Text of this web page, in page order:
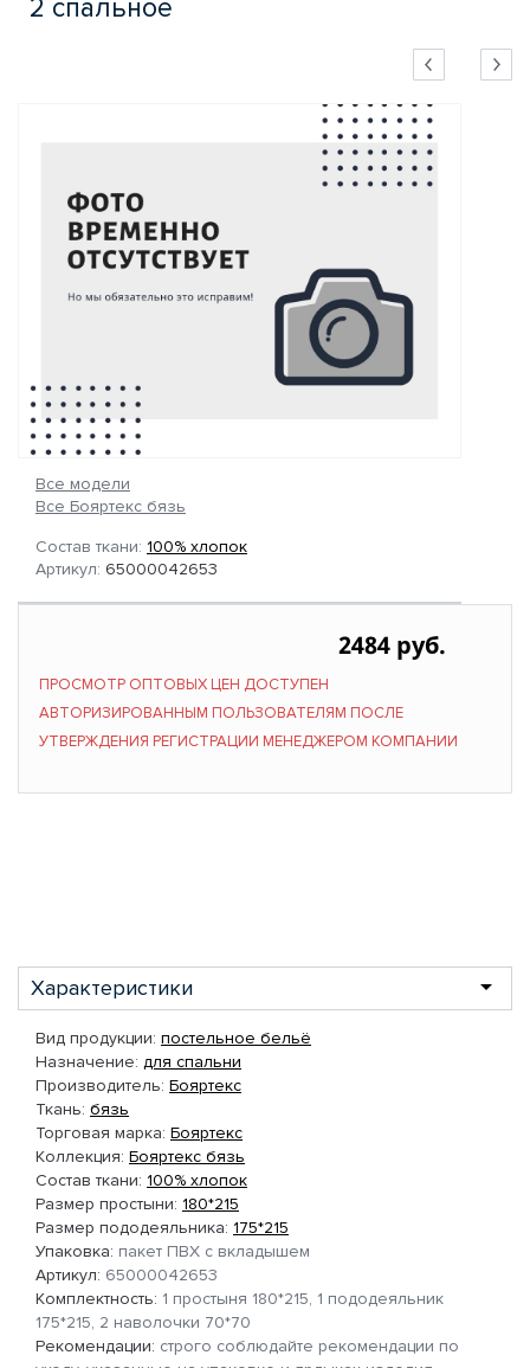
2 спальное
Все модели
Все Бояртекс бязь
Состав ткани: 100% хлопок
Артикул: 65000042653
2484 руб.
ПРОСМОТР ОПТОВЫХ ЦЕН ДОСТУПЕН
АВТОРИЗИРОВАННЫМ ПОЛЬЗОВАТЕЛЯМ ПОСЛЕ
УТВЕРЖДЕНИЯ РЕГИСТРАЦИИ МЕНЕДЖЕРОМ КОМПАНИИ
Характеристики
Вид продукции: постельное бельё
Назначение: для спальни
Производитель: Бояртекс
Ткань: бязь
Торговая марка: Бояртекс
Коллекция: Бояртекс бязь
Состав ткани: 100% хлопок
Размер простыни: 180*215
Размер пододеяльника: 175*215
Упаковка: пакет ПВХ с вкладышем
Артикул: 65000042653
Комплектность: 1 простыня 180*215, 1 пододеяльник
175*215, 2 наволочки 70*70
Рекомендации: строго соблюдайте рекомендации по